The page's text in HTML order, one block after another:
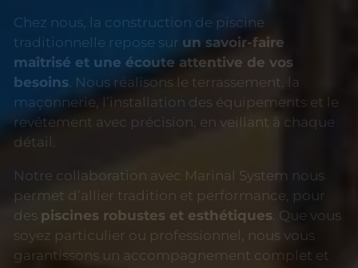
Chez nous, la construction de piscine
traditionnelle repose sur un savoir-faire
maîtrisé et une écoute attentive de vos
besoins . Nous réalisons le terrassement, la
maçonnerie, l’installation des équipements et le
revêtement avec précision, en veillant à chaque
détail.
Notre collaboration avec Marinal System nous
permet d’allier tradition et performance, pour
des piscines robustes et esthétiques . Que vous
soyez particulier ou professionnel, nous vous
garantissons un accompagnement complet et